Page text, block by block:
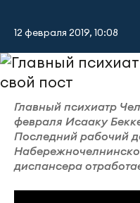
12 февраля 2019, 10:08
Главный психиатр
февраля Исааку
Последний рабочий
диспансера